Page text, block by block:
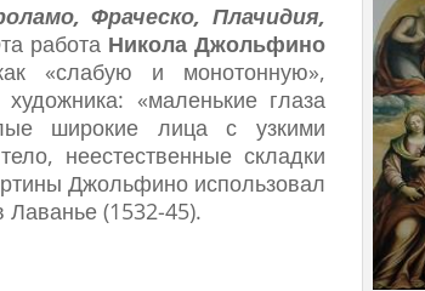
Фраческо, Плачидия,
работа Никола Джольфино
«слабую и монотонную»,
«маленькие глаза
широкие лица с узкими
неестественные складки
Джольфино использовал
(1532-45).